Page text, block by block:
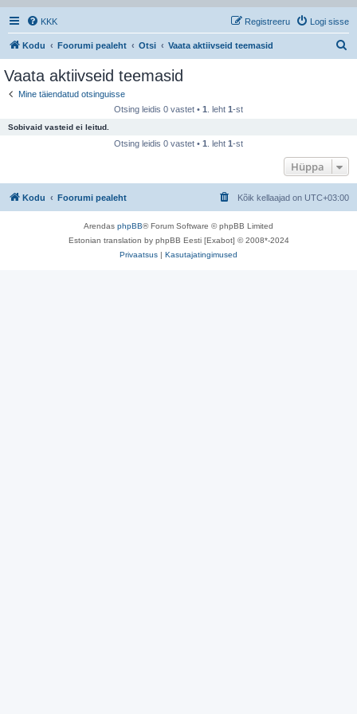
KKK Logi sisse
Registreeru
Kodu Foorumi pealeht Otsi Vaata aktiivseid teemasid
Vaata aktiivseid teemasid
Mine täiendatud otsinguisse
Otsing leidis 0 vastet • 1 . leht 1-st
Sobivaid vasteid ei leitud.
Otsing leidis 0 vastet • 1 . leht 1-st
Hüppa
Kodu Foorumi pealeht Kõik kellaajad on UTC+03:00
Arendas phpBB® Forum Software © phpBB Limited
Estonian translation by phpBB Eesti [Exabot] © 2008*-2024
Privaatsus | Kasutajatingimused